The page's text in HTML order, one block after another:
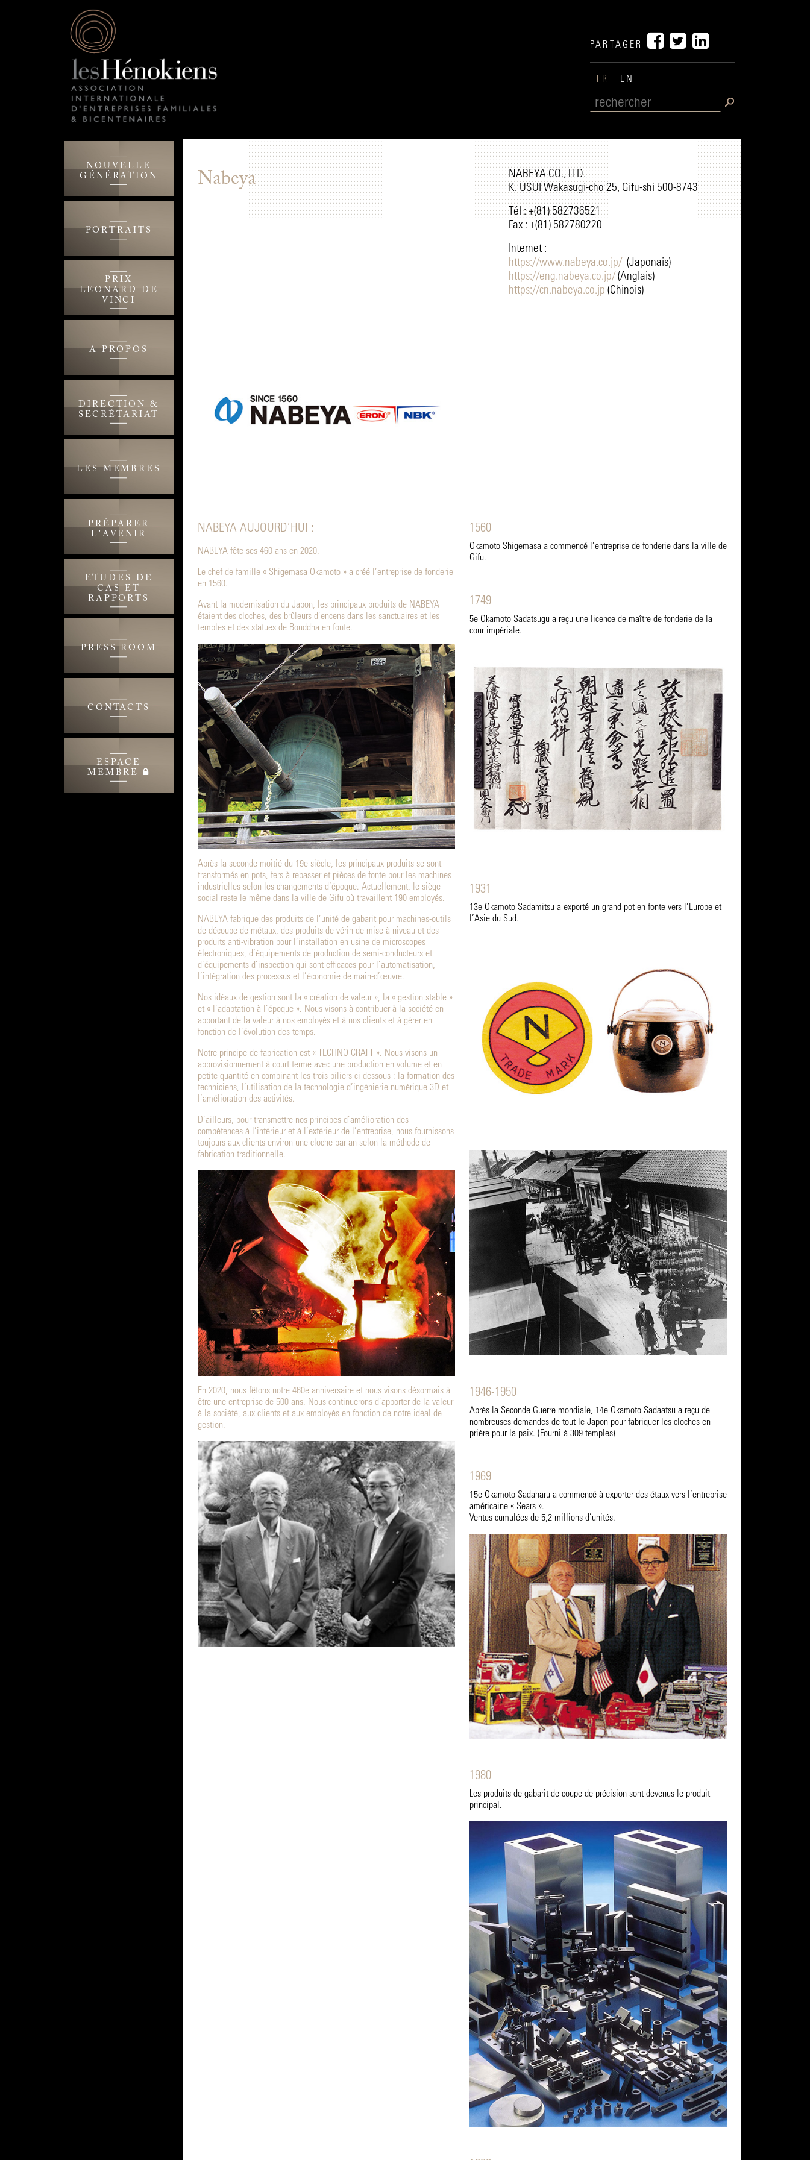
PARTAGER
_FR _EN
NOUVELLE
GÉNÉRATION
PORTRAITS
PRIX
LEONARD DE
VINCI
A PROPOS
DIRECTION &
SECRÉTARIAT
LES MEMBRES
PRÉPARER
L'AVENIR
ETUDES DE
CAS ET
RAPPORTS
PRESS ROOM
CONTACTS
ESPACE
MEMBRE
Nabeya
NABEYA CO., LTD.
K. USUI Wakasugi-cho 25, Gifu-shi 500-8743
Tél : +(81) 582736521
Fax : +(81) 582780220
Internet :
https://www.nabeya.co.jp/ (Japonais)
https://eng.nabeya.co.jp/ (Anglais)
https://cn.nabeya.co.jp (Chinois)
NABEYA AUJOURD’HUI :
NABEYA fête ses 460 ans en 2020.
Le chef de famille « Shigemasa Okamoto » a créé l’entreprise de fonderie
en 1560.
Avant la modernisation du Japon, les principaux produits de NABEYA
étaient des cloches, des brûleurs d’encens dans les sanctuaires et les
temples et des statues de Bouddha en fonte.
Après la seconde moitié du 19e siècle, les principaux produits se sont
transformés en pots, fers à repasser et pièces de fonte pour les machines
industrielles selon les changements d’époque. Actuellement, le siège
social reste le même dans la ville de Gifu où travaillent 190 employés.
NABEYA fabrique des produits de l’unité de gabarit pour machines-outils
de découpe de métaux, des produits de vérin de mise à niveau et des
produits anti-vibration pour l’installation en usine de microscopes
électroniques, d’équipements de production de semi-conducteurs et
d’équipements d’inspection qui sont efficaces pour l’automatisation,
l’intégration des processus et l’économie de main-d’œuvre.
Nos idéaux de gestion sont la « création de valeur », la « gestion stable »
et « l’adaptation à l’époque ». Nous visons à contribuer à la société en
apportant de la valeur à nos employés et à nos clients et à gérer en
fonction de l’évolution des temps.
Notre principe de fabrication est « TECHNO CRAFT ». Nous visons un
approvisionnement à court terme avec une production en volume et en
petite quantité en combinant les trois piliers ci-dessous : la formation des
techniciens, l’utilisation de la technologie d’ingénierie numérique 3D et
l’amélioration des activités.
D’ailleurs, pour transmettre nos principes d’amélioration des
compétences à l’intérieur et à l’extérieur de l’entreprise, nous fournissons
toujours aux clients environ une cloche par an selon la méthode de
fabrication traditionnelle.
En 2020, nous fêtons notre 460e anniversaire et nous visons désormais à
être une entreprise de 500 ans. Nous continuerons d’apporter de la valeur
à la société, aux clients et aux employés en fonction de notre idéal de
gestion.
1560
Okamoto Shigemasa a commencé l’entreprise de fonderie dans la ville de
Gifu.
1749
5e Okamoto Sadatsugu a reçu une licence de maître de fonderie de la
cour impériale.
1931
13e Okamoto Sadamitsu a exporté un grand pot en fonte vers l’Europe et
l’Asie du Sud.
1946-1950
Après la Seconde Guerre mondiale, 14e Okamoto Sadaatsu a reçu de
nombreuses demandes de tout le Japon pour fabriquer les cloches en
prière pour la paix. (Fourni à 309 temples)
1969
15e Okamoto Sadaharu a commencé à exporter des étaux vers l’entreprise
américaine « Sears ».
Ventes cumulées de 5,2 millions d’unités.
1980
Les produits de gabarit de coupe de précision sont devenus le produit
principal.